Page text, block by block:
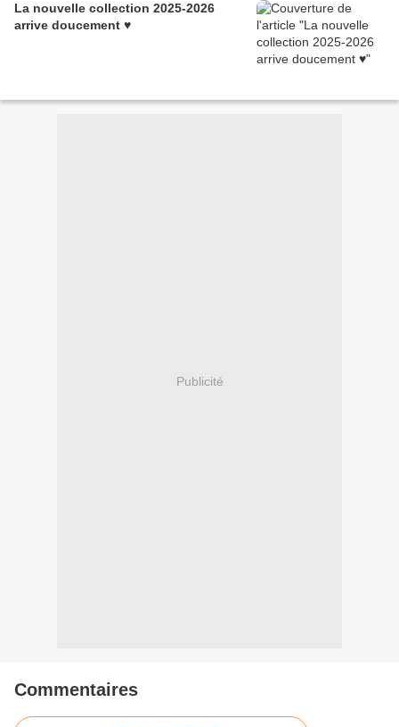
La nouvelle collection 2025-2026
arrive doucement ♥
Publicité
Commentaires